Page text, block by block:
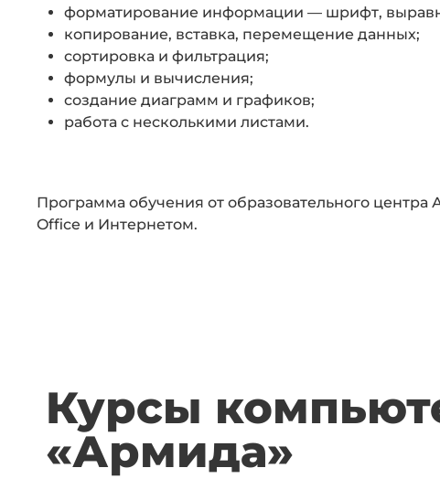
форматирование информации — шрифт,
копирование, вставка, перемещение данных;
сортировка и фильтрация;
формулы и вычисления;
создание диаграмм и графиков;
работа с несколькими листами.
Программа обучения от образовательного
Office и Интернетом.
Курсы
«Армида»